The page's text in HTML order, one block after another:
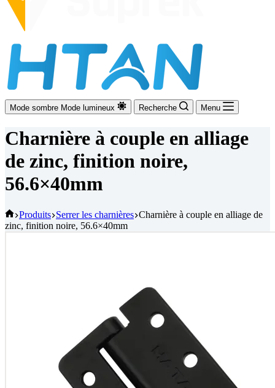
Mode sombre Mode lumineux Recherche Menu
Charnière à couple en alliage
de zinc, finition noire,
56.6×40mm
Accueil
Produits Serrer les charnières Charnière à couple en alliage de
zinc, finition noire, 56.6×40mm